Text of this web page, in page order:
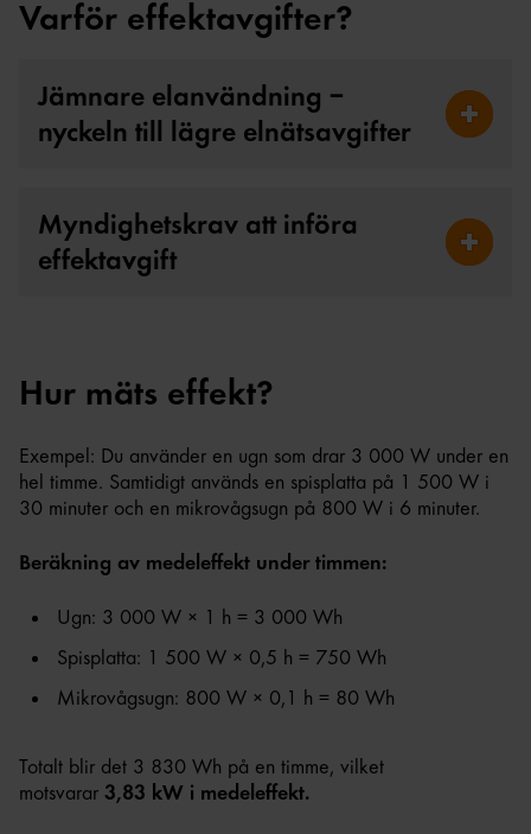
Varför effektavgifter?
Jämnare elanvändning –
nyckeln till lägre elnätsavgifter
Fäll ut
Myndighetskrav att införa
effektavgift​
Fäll ut
Hur mäts effekt?
Exempel: Du använder en ugn som drar 3 000 W under en
hel timme. Samtidigt används en spisplatta på 1 500 W i
30 minuter och en mikrovågsugn på 800 W i 6 minuter.
Beräkning av medeleffekt under timmen:
Ugn: 3 000 W × 1 h = 3 000 Wh
Spisplatta: 1 500 W × 0,5 h = 750 Wh
Mikrovågsugn: 800 W × 0,1 h = 80 Wh
Totalt blir det 3 830 Wh på en timme, vilket
motsvarar 3,83 kW i medeleffekt.